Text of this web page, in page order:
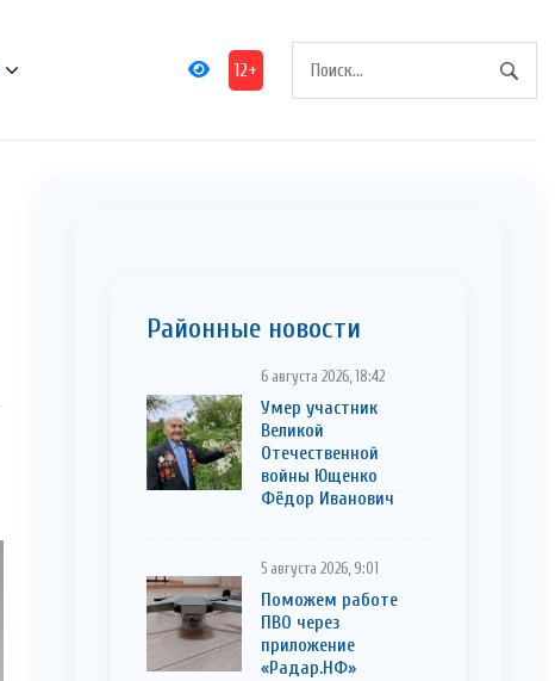
12+
Районные новости
6 августа 2026, 18:42
Умер участник
Великой
Отечественной
войны Ющенко
Фёдор Иванович
5 августа 2026, 9:01
Поможем работе
ПВО через
приложение
«Радар.НФ»